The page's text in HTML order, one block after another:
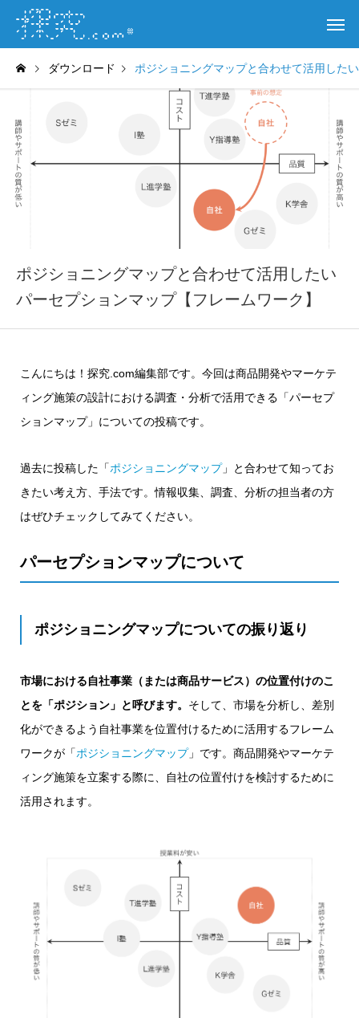
ダウンロード ポジショニングマップと合わせて活用した
ポジショニングマップと合わせて活用したい
パーセプションマップ【フレームワーク】
こんにちは！探究.com編集部です。今回は商品開発やマーケテ
ィング施策の設計における調査・分析で活用できる「パーセプ
ションマップ」についての投稿です。
過去に投稿した「ポジショニングマップ」と合わせて知ってお
きたい考え方、手法です。情報収集、調査、分析の担当者の方
はぜひチェックしてみてください。
パーセプションマップについて
ポジショニングマップについての振り返り
市場における自社事業（または商品サービス）の位置付けのこ
とを「ポジション」と呼びます。 そして、市場を分析し、差別
化ができるよう自社事業を位置付けるために活用するフレーム
ワークが「ポジショニングマップ」です。商品開発やマーケテ
ィング施策を立案する際に、自社の位置付けを検討するために
活用されます。